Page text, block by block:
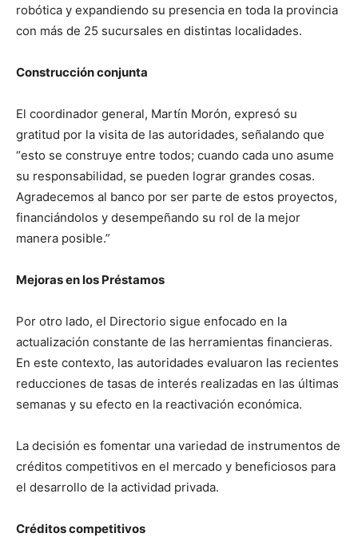
robótica y expandiendo su presencia en toda la provincia
con más de 25 sucursales en distintas localidades.
Construcción conjunta
El coordinador general, Martín Morón, expresó su
gratitud por la visita de las autoridades, señalando que
“esto se construye entre todos; cuando cada uno asume
su responsabilidad, se pueden lograr grandes cosas.
Agradecemos al banco por ser parte de estos proyectos,
financiándolos y desempeñando su rol de la mejor
manera posible.”
Mejoras en los Préstamos
Por otro lado, el Directorio sigue enfocado en la
actualización constante de las herramientas financieras.
En este contexto, las autoridades evaluaron las recientes
reducciones de tasas de interés realizadas en las últimas
semanas y su efecto en la reactivación económica.
La decisión es fomentar una variedad de instrumentos de
créditos competitivos en el mercado y beneficiosos para
el desarrollo de la actividad privada.
Créditos competitivos